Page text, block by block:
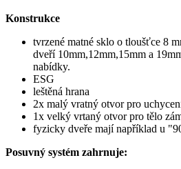
Konstrukce
tvrzené matné sklo o tloušťce 8
dveří 10mm,12mm,15mm a
nabídky.
ESG
leštěná hrana
2x malý vratný otvor pro
1x velký vrtaný otvor pro tělo
fyzicky dveře mají například u
Posuvný systém zahrnuje: